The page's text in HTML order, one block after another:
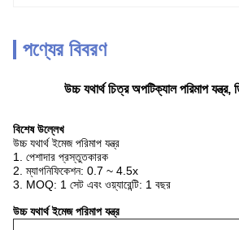
পণ্যের বিবরণ
উচ্চ যথার্থ চিত্র অপটিক্যাল পরিমাপ যন্ত্র,
বিশেষ উল্লেখ
উচ্চ যথার্থ ইমেজ পরিমাপ যন্ত্র
1. পেশাদার প্রস্তুতকারক
2. ম্যাগনিফিকেশন: 0.7 ~ 4.5x
3. MOQ: 1 সেট এবং ওয়্যারেন্টি: 1 বছর
উচ্চ যথার্থ ইমেজ পরিমাপ যন্ত্র